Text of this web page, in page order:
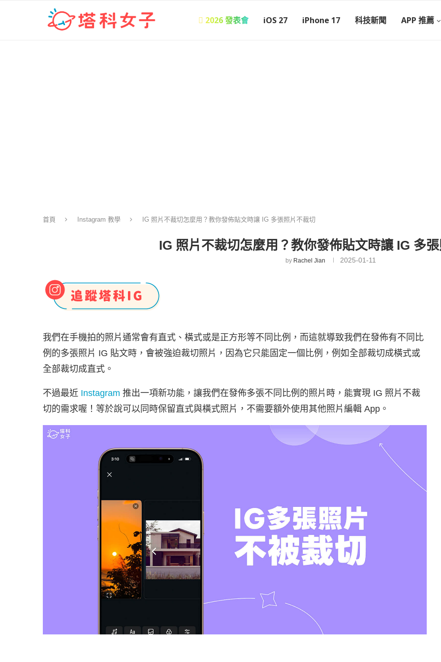
 2026 發表會 iOS 27 iPhone 17 科技新聞 APP 推薦
首頁 Instagram 教學 IG 照片不裁切怎麼用？教你發佈貼文時讓 IG 多張照片不裁切
IG 照片不裁切怎麼用？教你發佈貼文時讓 IG 多
by Rachel Jian 2025-01-11
我們在手機拍的照片通常會有直式、橫式或是正方形等不同比例，而這就導致我們在發佈有不同比
例的多張照片 IG 貼文時，會被強迫裁切照片，因為它只能固定一個比例，例如全部裁切成橫式或
全部裁切成直式。
不過最近 Instagram 推出一項新功能，讓我們在發佈多張不同比例的照片時，能實現 IG 照片不裁
切的需求喔！等於說可以同時保留直式與橫式照片，不需要額外使用其他照片編輯 App。